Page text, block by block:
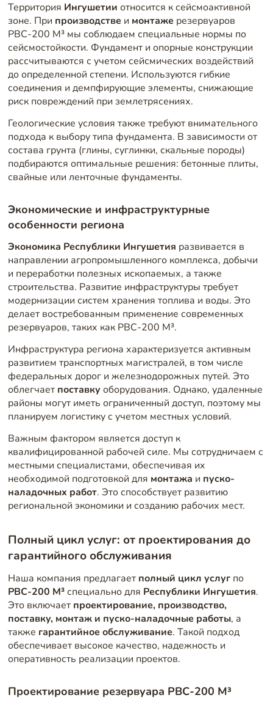
Территория Ингушетии относится к сейсмоактивной
зоне. При производствеи монтажерезервуаров
РВС-200 М³ мы соблюдаем специальные нормы по
сейсмостойкости. Фундамент и опорные конструкции
рассчитываются с учетом сейсмических воздействий
до определенной степени. Используются гибкие
соединения и демпфирующие элементы, снижающие
риск повреждений при землетрясениях.
Геологические условия также требуют внимательного
подхода к выбору типа фундамента. В зависимости от
состава грунта (глины, суглинки, скальные породы)
подбираются оптимальные решения: бетонные плиты,
свайные или ленточные фундаменты.
Экономические и инфраструктурные
особенности региона
Экономика Республики Ингушетия развивается в
направлении агропромышленного комплекса, добычи
и переработки полезных ископаемых, а также
строительства. Развитие инфраструктуры требует
модернизации систем хранения топлива и воды. Это
делает востребованным применение современных
резервуаров, таких как РВС-200 М³.
Инфраструктура региона характеризуется активным
развитием транспортных магистралей, в том числе
федеральных дорог и железнодорожных путей. Это
облегчает поставку оборудования. Однако, удаленные
районы могут иметь ограниченный доступ, поэтому мы
планируем логистику с учетом местных условий.
Важным фактором является доступ к
квалифицированной рабочей силе. Мы сотрудничаем с
местными специалистами, обеспечивая их
необходимой подготовкой для монтажа и пуско-
наладочных работ. Это способствует развитию
региональной экономики и созданию рабочих мест.
Полный цикл услуг: от проектирования до
гарантийного обслуживания
Наша компания предлагает полный цикл услугпо
РВС-200 М³специально для Республики Ингушетия.
Это включает проектирование, производство,
поставку, монтаж и пуско-наладочные работы, а
также гарантийное обслуживание. Такой подход
обеспечивает высокое качество, надежность и
оперативность реализации проектов.
Проектирование резервуара РВС-200 М³